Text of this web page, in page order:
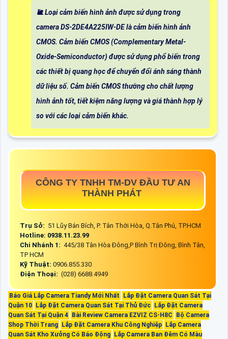
🐌 Loại cảm biến hình ảnh được sử dụng trong
camera DS-2DE4A225IW-DE là cảm biến hình ảnh
CMOS. Cảm biến CMOS (Complementary Metal-
Oxide-Semiconductor) được sử dụng phổ biến trong
các thiết bị quang học để chuyển đổi ánh sáng thành
dữ liệu số. Cảm biến CMOS thường cho chất lượng
hình ảnh tốt, tiết kiệm năng lượng và giá thành hợp lý
so với các loại cảm biến khác.
CÔNG TY TNHH TM-DV ĐẦU TƯ AN
THÀNH PHÁT
Trụ Sở: 51 Lũy Bán Bích, P. Tân Thới Hòa, Q.Tân Phú, TP.HCM
Hotline: 0938.11.23.99
Chi Nhánh 1: 445/38 Tân Hòa Đông,P Bình Trị Đông, Bình Tân,
TP HCM
Kỹ Thuật: 0906.855.330
Điện Thoại: (028) 6688.4949
Báo Giá Lắp Camera Tiandy Mới Nhất
Lắp Đặt Camera Quan Sát Tại
Quận 10 Lắp Đặt Camera Quan Sát Tại Thủ Đức Lắp Đặt Camera
Quan Sát Tại Quận 4 Bài Review Camera EZVIZ CS-H8C
Bộ Camera
Shop Thời Trang Lắp Đặt Camera Khu Công Nghiệp Lắp Camera
Quan Sát Kho Xưởng Có Báo Động Lắp Camera Ban Đêm Có Màu